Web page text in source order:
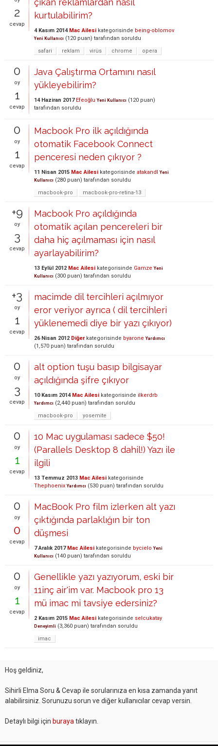
2
cevap
çıkan reklamlardan nasıl
kurtulabilirim?
4 Kasım 2014 Mac Ailesi kategorisinde being-oblomov
Yeni Kullanıcı (120 puan) tarafından soruldu
safari
reklam virüs chrome opera
0
oy
1
cevap
Java Çalıştırma Ortamını nasıl
yükleyebilirim?
14 Haziran 2017 Efeoğlu Yeni Kullanıcı (120 puan)
tarafından soruldu
0
oy
1
cevap
Macbook Pro ilk açıldığında
otomatik Facebook Connect
penceresi neden çıkıyor ?
11 Nisan 2015 Mac Ailesi kategorisinde atakandl Yeni
Kullanıcı (280 puan) tarafından soruldu
macbook-pro
macbook-pro-retina-13
+9
oy
3
cevap
Macbook Pro açıldığında
otomatik açılan pencereleri bir
daha hiç açılmaması için nasıl
ayarlayabilirim?
13 Eylül 2012 Mac Ailesi kategorisinde Gamze Yeni
Kullanıcı (300 puan) tarafından soruldu
+3
oy
1
cevap
macimde dil tercihleri açılmıyor
eror veriyor ayrıca ( dil tercihleri
yüklenemedi diye bir yazı çıkıyor)
26 Nisan 2012 Diğerkategorisinde byarone Yardımcı
(1,570 puan) tarafından soruldu
0
oy
3
cevap
alt option tuşu basıp bilgisayar
açıldığında şifre çıkıyor
10 Kasım 2014 Mac Ailesi kategorisinde ilkerdrb
Yardımcı (2,440 puan) tarafından soruldu
macbook-pro
yosemite
0
oy
1
cevap
10 Mac uygulaması sadece $50!
(Parallels Desktop 8 dahil!) Yazı ile
ilgili
13 Temmuz 2013 Mac Ailesi kategorisinde
Thephoenix Yardımcı (530 puan) tarafından soruldu
0
oy
0
cevap
MacBook Pro film izlerken alt yazı
çıktığında parlaklığın bir ton
düşmesi
7 Aralık 2017 Mac Ailesi kategorisinde bycielo Yeni
Kullanıcı (140 puan) tarafından soruldu
0
oy
1
cevap
Genellikle yazı yazıyorum, eski bir
11inç air'im var. Macbook pro 13
mü imac mi tavsiye edersiniz?
2 Kasım 2015 Mac Ailesi kategorisinde selcukatay
Deneyimli (3,360 puan) tarafından soruldu
imac
Hoş geldiniz,
Sihirli Elma Soru & Cevap ile sorularınıza en kısa zamanda yanıt
alabilirsiniz. Sorunuzu sorun ve diğer kullanıcılar cevap versin.
Detaylı bilgi için buraya tıklayın.